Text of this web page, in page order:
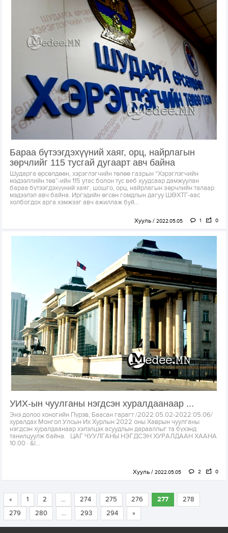
Бараа бүтээгдэхүүний хаяг, орц, найрлагын
зөрчлийг 115 тусгай дугаарт авч байна
Шударга өрсөлдөөн, хэрэглэгчийн төлөө газрын “Хэрэглэгчийн
мэдээллийн төв”-ийн 115 утас болон тус веб хуудсаар дамжуулан
бараа бүтээгдэхүүний хаяг, шошго, орц, найрлагын зөрчлийн талаар
мэдээлэл авч байна. Иргэдийн өгсөн гомдлын дагуу ШӨХТГ-аас
холбогдох арга хэмжээг авч ажиллаж буй...
Хууль 2022.05.05 1 0
УИХ-ын чуулганы нэгдсэн хуралдаанаар ...
Энэ долоо хоногийн Пүрэв, Баасан гарагт /2022.05.02-2022.05.06/
хуралдах Монгол Улсын Их Хурлын 2022 оны Хаврын чуулганы
нэгдсэн хуралдаанаар хэлэлцэх асуудлын дарааллыг та бүхэнд
танилцуулж байна. ЦАГ ЧУУЛГАНЫ НЭГДСЭН ХУРАЛДААН ХААНА
10.00 · &l...
Хууль 2022.05.05 2 0
« 1 2 ... 274 275 276 277
278
279
280 ... 293 294 »